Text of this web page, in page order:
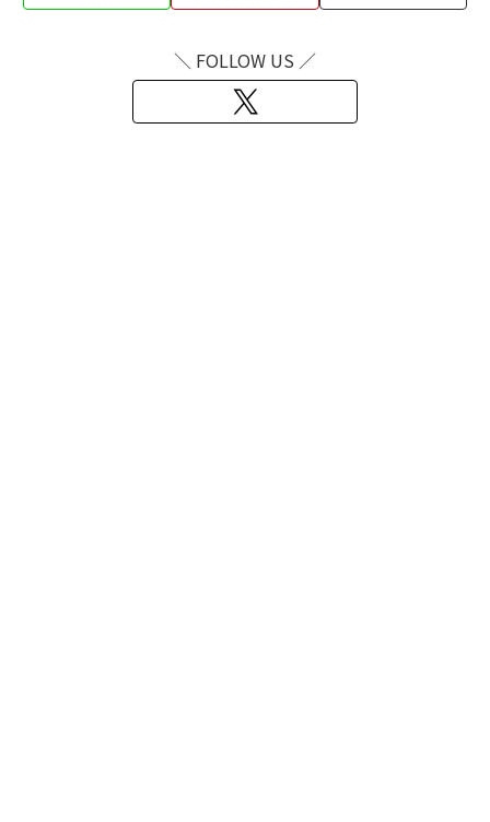
＼ FOLLOW US ／